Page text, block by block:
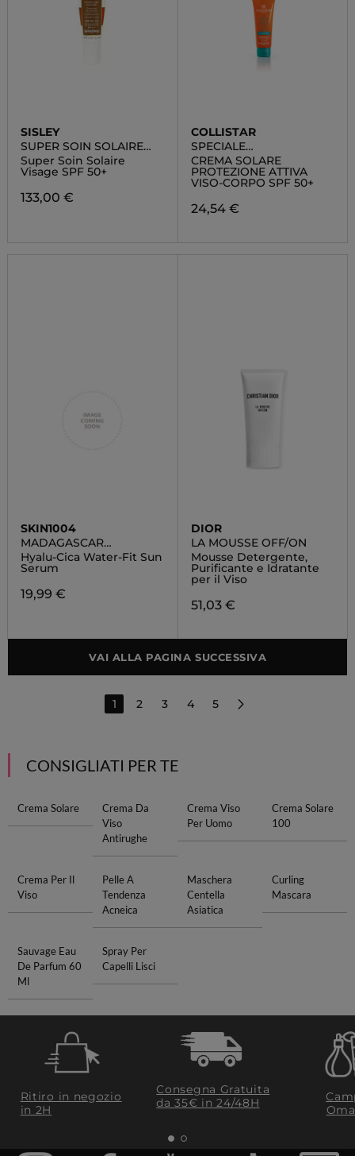
SISLEY
SUPER SOIN SOLAIRE
VISAGE SPF50+
Super Soin Solaire
Visage SPF 50+
133,00 €
COLLISTAR
SPECIALE
ABBRONZATURA
PERFETTA
CREMA SOLARE
PROTEZIONE ATTIVA
VISO-CORPO SPF 50+
24,54 €
SKIN1004
MADAGASCAR
CENTELLA
Hyalu-Cica Water-Fit Sun
Serum
19,99 €
DIOR
LA MOUSSE OFF/ON
Mousse Detergente,
Purificante e Idratante
per il Viso
51,03 €
VAI ALLA PAGINA SUCCESSIVA
1 2 3 4 5
CONSIGLIATI PER TE
Crema Solare
Crema Da
Viso
Antirughe
Crema Viso
Per Uomo
Crema Solare
100
Crema Per Il
Viso
Pelle A
Tendenza
Acneica
Maschera
Centella
Asiatica
Curling
Mascara
Sauvage Eau
De Parfum 60
Ml
Spray Per
Capelli Lisci
Ritiro in negozio
in 2H
Consegna Gratuita
da 35€​ in 24/48H